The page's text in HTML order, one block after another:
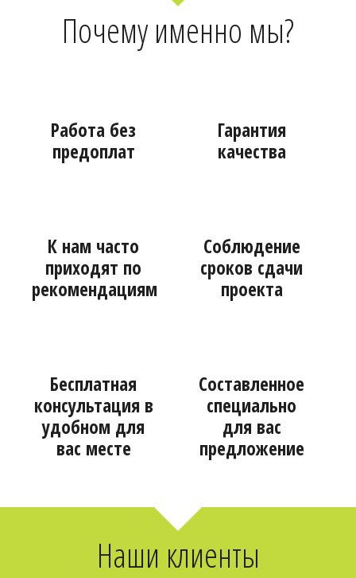
Почему именно мы?
Работа без
предоплат
Гарантия
качества
К нам часто
приходят по
рекомендациям
Соблюдение
сроков сдачи
проекта
Бесплатная
консультация в
удобном для
вас месте
Составленное
специально
для вас
предложение
Наши клиенты